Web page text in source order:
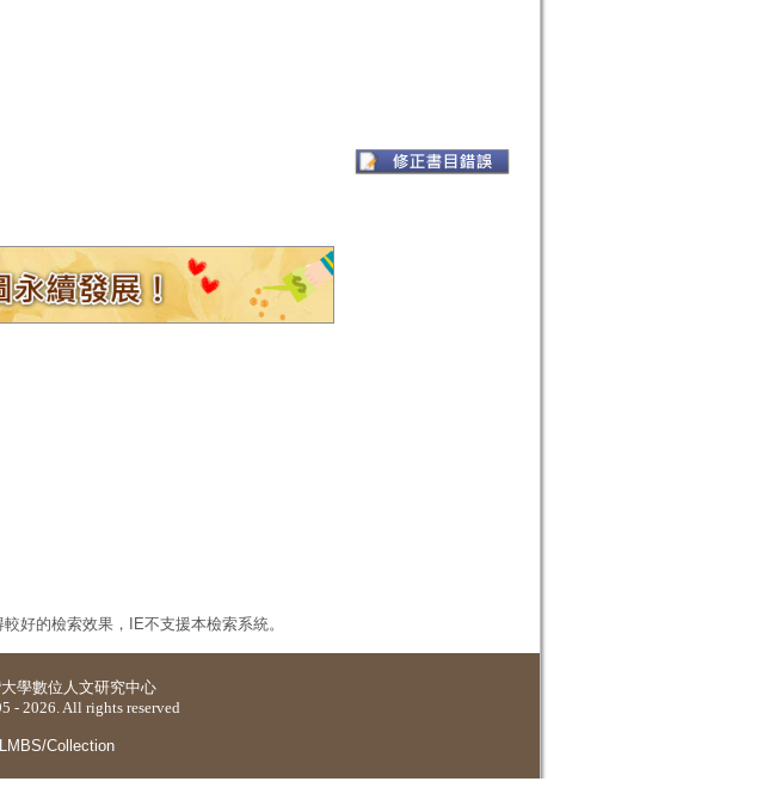
好的檢索效果，IE不支援本檢索系統。
學數位人文研究中心
- 2026. All rights reserved
Collection